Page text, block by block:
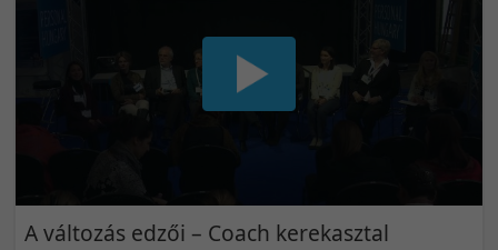
A változás edzői – Coach kerekasztal